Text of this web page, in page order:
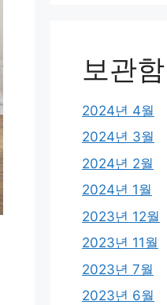
보관함
2024년 4월
2024년 3월
2024년 2월
2024년 1월
2023년 12월
2023년 11월
2023년 7월
2023년 6월